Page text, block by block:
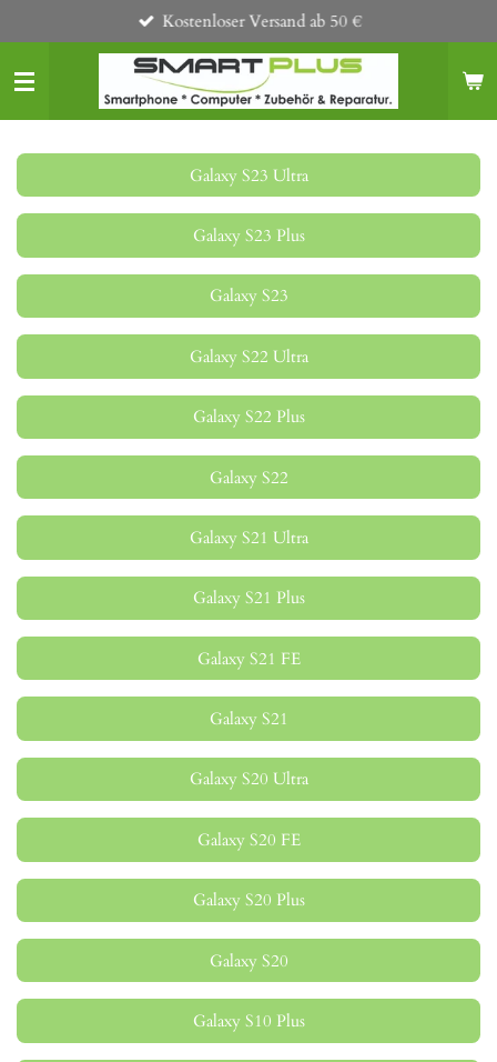
Hauptinhalt
springen
Kostenloser Versand ab 50 €
Galaxy S23 Ultra
Galaxy S23 Plus
Galaxy S23
Galaxy S22 Ultra
Galaxy S22 Plus
Galaxy S22
Galaxy S21 Ultra
Galaxy S21 Plus
Galaxy S21 FE
Galaxy S21
Galaxy S20 Ultra
Galaxy S20 FE
Galaxy S20 Plus
Galaxy S20
Galaxy S10 Plus